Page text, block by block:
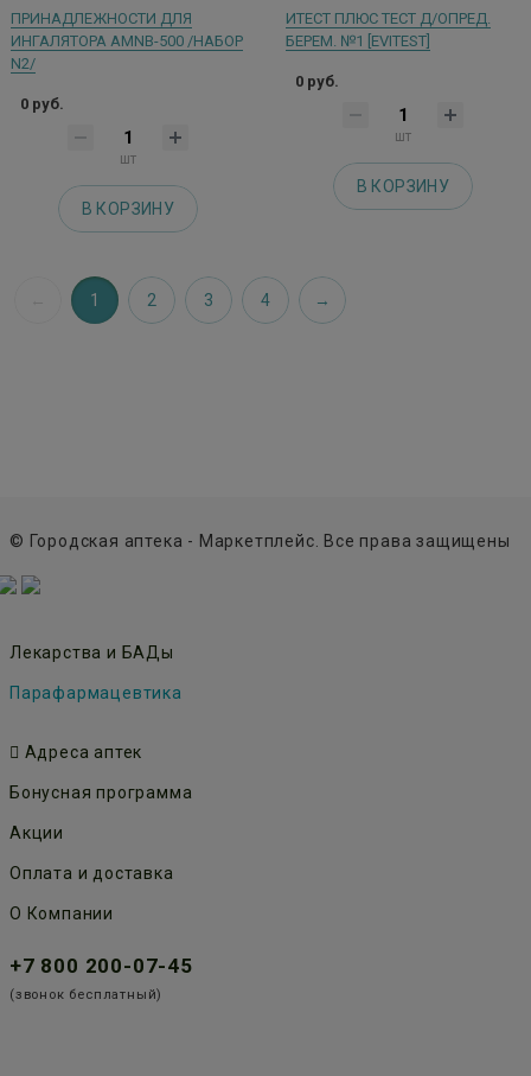
ПРИНАДЛЕЖНОСТИ ДЛЯ
ИНГАЛЯТОРА AMNB-500 /НАБОР
N2/
0 руб.
шт
В КОРЗИНУ
ИТЕСТ ПЛЮС ТЕСТ Д/ОПРЕД.
БЕРЕМ. №1 [EVITEST]
0 руб.
шт
В КОРЗИНУ
1 2 3 4
© Городская аптека - Маркетплейс. Все права защищены
Лекарства и БАДы
Парафармацевтика
Адреса аптек
Бонусная программа
Акции
Оплата и доставка
О Компании
+7 800 200-07-45
(звонок бесплатный)